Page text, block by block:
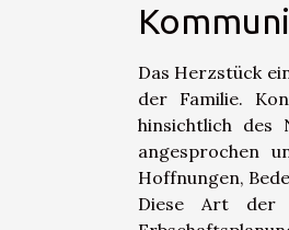
Das Herzstück
der Familie.
hinsichtlich des
angesprochen
Hoffnungen,
Diese Art der